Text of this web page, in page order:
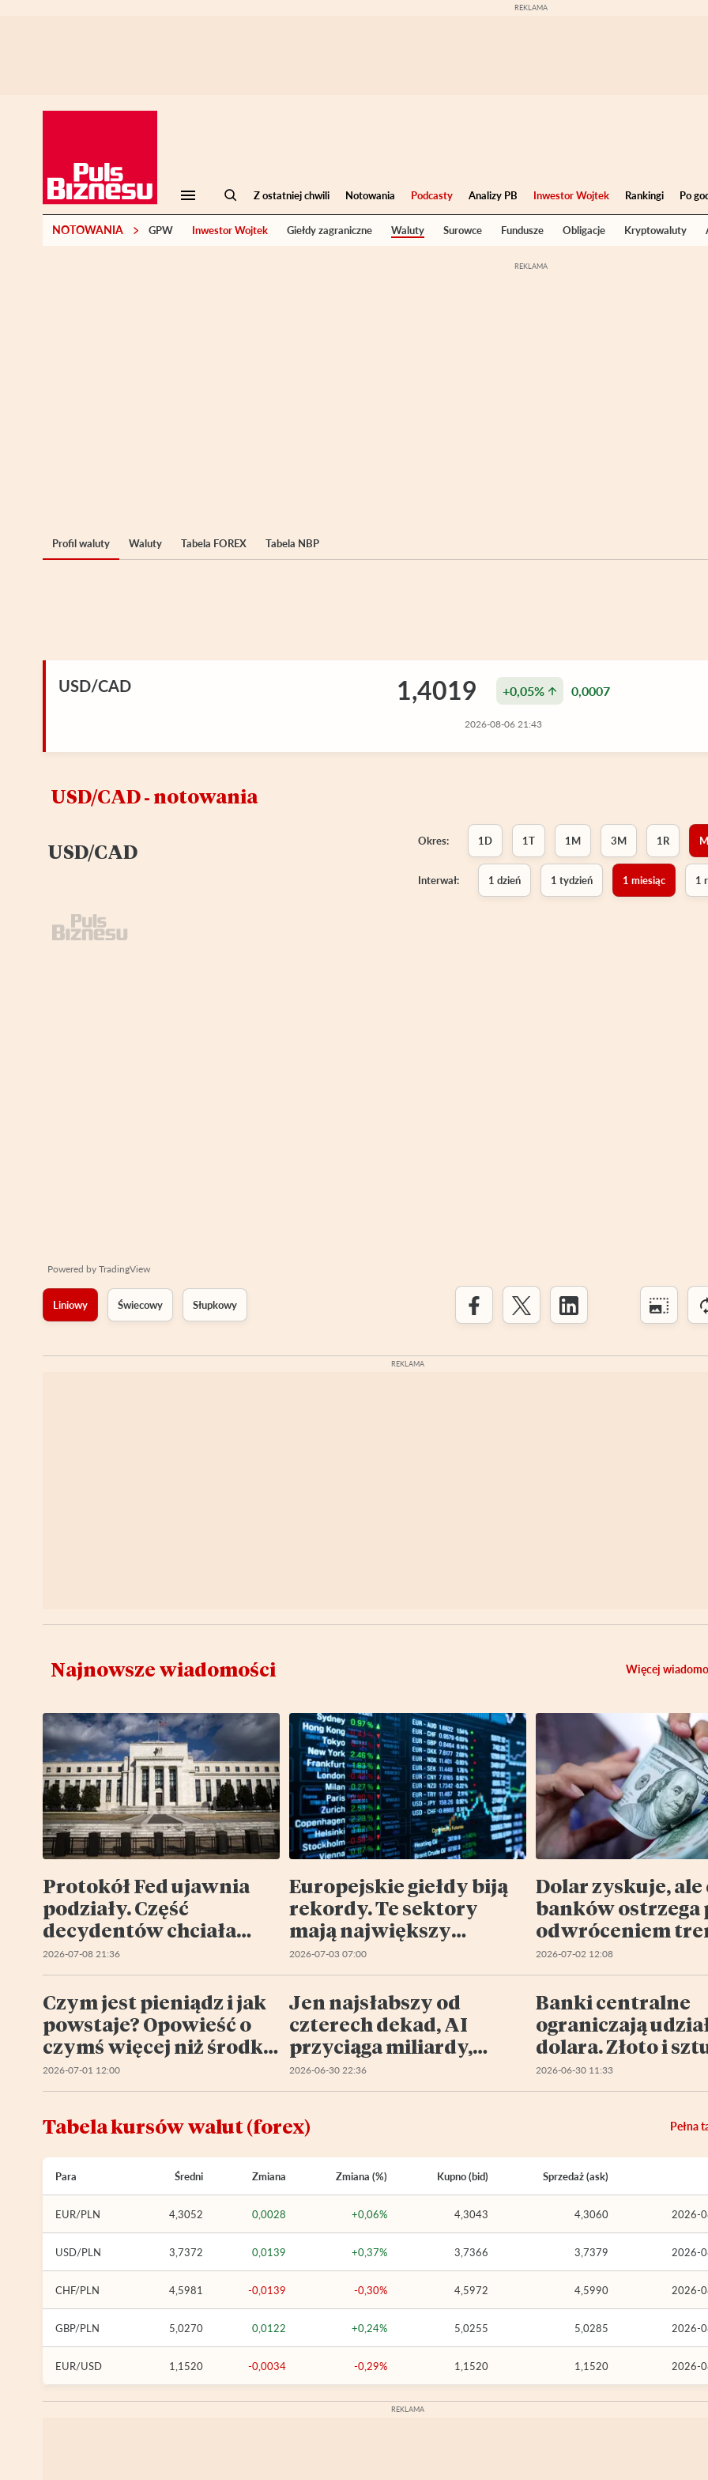
Z ostatniej chwili Notowania Podcasty Analizy PB Inwestor Wojtek Rankingi Po
NOTOWANIA GPW Inwestor Wojtek Giełdy zagraniczne Waluty Surowce Fundusze Obligacje Kryptowaluty
Profil waluty Waluty Tabela FOREX Tabela NBP
USD/CAD 1,4019 +0,05% 0,0007
2026-08-06 21:43
USD/CAD ‑ notowania
USD/CAD Okres: 1D 1T 1M 3M 1R
Interwał: 1 dzień 1 tydzień 1 miesiąc 1
Powered by TradingView
Liniowy Świecowy Słupkowy
Najnowsze wiadomości Więcej
Protokół Fed ujawnia
podziały. Część
decydentów chciała
podwyżki stóp
2026-07-08 21:36
Europejskie giełdy biją
rekordy. Te sektory
mają największy
potencjał
2026-07-03 07:00
Dolar zyskuje, ale
banków ostrzega
odwróceniem
2026-07-02 12:08
Czym jest pieniądz i jak
powstaje? Opowieść o
czymś więcej niż środku
wymiany INWESTOR
WOJTEK
2026-07-01 12:00
Jen najsłabszy od
czterech dekad, AI
przyciąga miliardy,
hipoteki biją rekordy
(Najważniejsze
2026-06-30 22:36
Banki centralne
ograniczają
dolara. Złoto i
inteligencja
znaczeniu
2026-06-30 11:33
Tabela kursów walut (forex) Pełna
Para Średni Zmiana Zmiana (%) Kupno (bid) Sprzedaż (ask)
EUR/PLN 4,3052 0,0028 +0,06% 4,3043 4,3060 2026-
USD/PLN 3,7372 0,0139 +0,37% 3,7366 3,7379 2026-
CHF/PLN 4,5981 -0,0139 -0,30% 4,5972 4,5990 2026-
GBP/PLN 5,0270 0,0122 +0,24% 5,0255 5,0285 2026-
EUR/USD 1,1520 -0,0034 -0,29% 1,1520 1,1520 2026-